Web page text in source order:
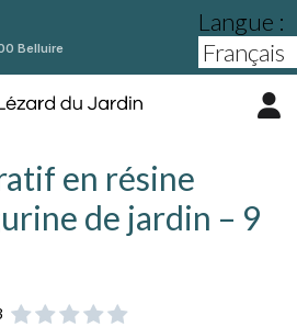
Belluire
Langue :
en résine
de jardin – 9
    